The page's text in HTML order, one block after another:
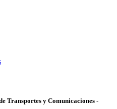
Transportes y Comunicaciones -